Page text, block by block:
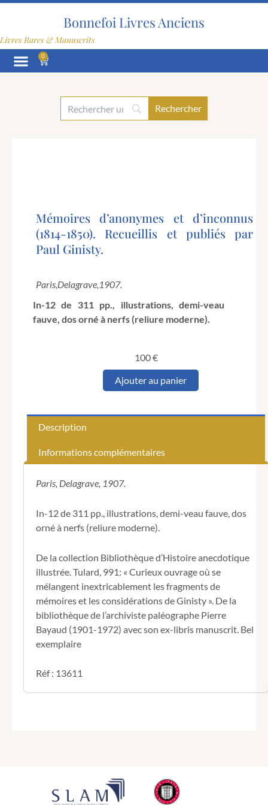
Aller
Bonnefoi Livres Anciens
Livres Rares & Manuscrits
0
Panier
Mémoires d’anonymes et d’inconnus
(1814-1850). Recueillis et publiés par
Paul Ginisty.
Paris,Delagrave,1907.
In-12 de 311 pp., illustrations, demi-veau
fauve, dos orné à nerfs (reliure moderne).
100€
quantité
(1814-
1850).
et
Paul
Ginisty.
Ajouter au panier
Description
Informations complémentaires
Paris, Delagrave, 1907.
In-12 de 311 pp., illustrations, demi-veau fauve, dos
orné à nerfs (reliure moderne).
De la collection Bibliothèque d’Histoire anecdotique
illustrée. Tulard, 991: « Curieux ouvrage où se
mélangent inextricablement les fragments de
mémoires et les considérations de Ginisty ». De la
bibliothèque de l’archiviste paléographe Pierre
Bayaud (1901-1972) avec son ex-libris manuscrit. Bel
exemplaire
Réf : 13611